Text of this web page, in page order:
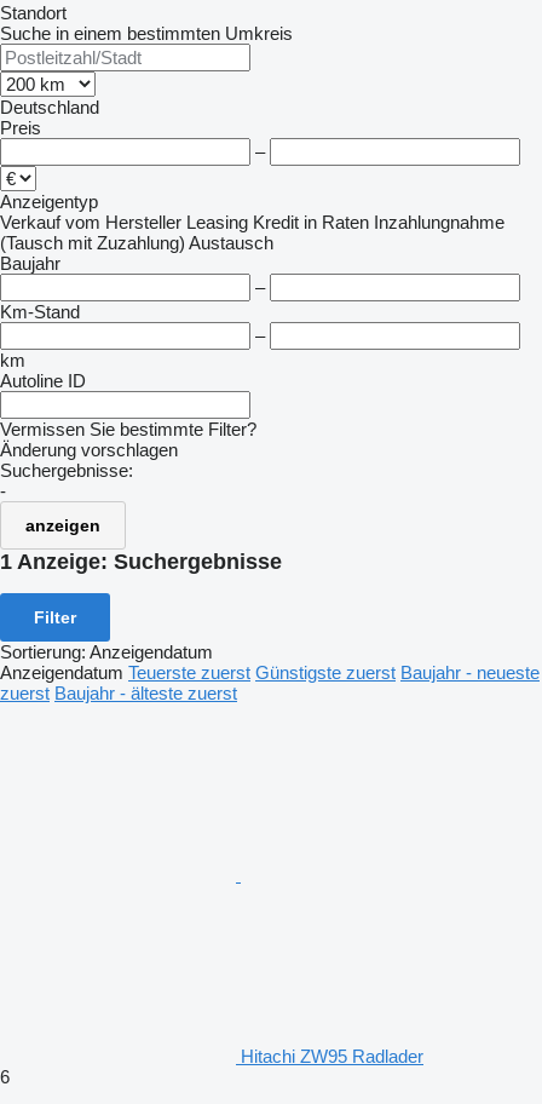
Standort
Suche in einem bestimmten Umkreis
Deutschland
Preis
–
Anzeigentyp
Verkauf vom Hersteller Leasing Kredit in Raten Inzahlungnahme
(Tausch mit Zuzahlung) Austausch
Baujahr
–
Km-Stand
–
km
Autoline ID
Vermissen Sie bestimmte Filter?
Änderung vorschlagen
Suchergebnisse:
-
anzeigen
1 Anzeige: Suchergebnisse
Filter
Sortierung: Anzeigendatum
Anzeigendatum Teuerste zuerst Günstigste zuerst Baujahr - neueste
zuerst Baujahr - älteste zuerst
Hitachi ZW95 Radlader
6